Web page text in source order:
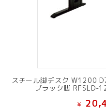
スチール脚デスク W1200
ブラック脚 RFSLD-
¥